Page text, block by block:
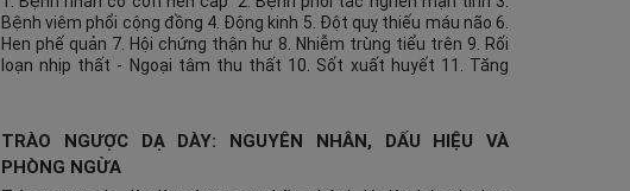
Bệnh viêm phổi cộng đồng 4. Động kinh 5. Đột quỵ thiếu máu não 6.
Hen phế quản 7. Hội chứng thận hư 8. Nhiễm trùng tiểu trên 9. Rối
loạn nhịp thất - Ngoại tâm thu thất 10. Sốt xuất huyết 11. Tăng
TRÀO NGƯỢC DẠ DÀY: NGUYÊN NHÂN, DẤU HIỆU VÀ
PHÒNG NGỪA